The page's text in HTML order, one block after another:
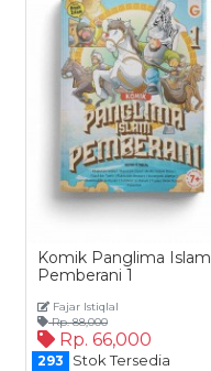
Komik Panglima Islam
Pemberani 1
Fajar Istiqlal
Rp. 88,000
Rp. 66,000
293
Stok Tersedia